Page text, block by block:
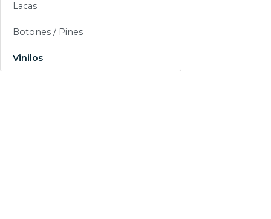
Lacas
Botones / Pines
Vinilos
Telas Plásticas
Felpudos
Toldos